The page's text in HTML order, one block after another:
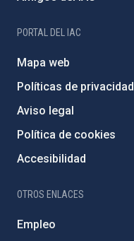
PORTAL DEL IAC
Mapa web
Políticas de privacidad
Aviso legal
Política de cookies
Accesibilidad
OTROS ENLACES
Empleo